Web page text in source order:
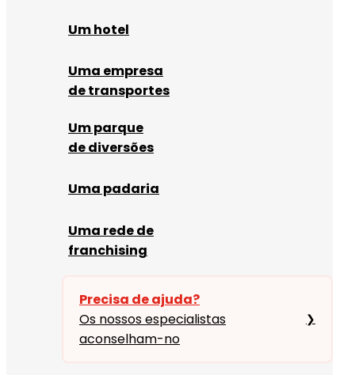
Um hotel
Uma empresa
de transportes
Um parque
de diversões
Uma padaria
Uma rede de
franchising
Precisa de ajuda?
Os nossos especialistas
aconselham-no
❯